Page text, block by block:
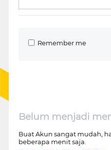
Remember me
Belum menjadi
Buat Akun sangat mudah,
beberapa menit saja.